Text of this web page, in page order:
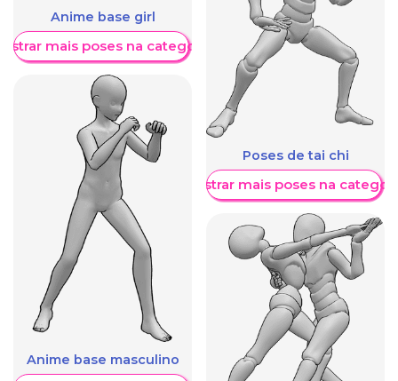
Anime base girl
mais poses na categoria
Anime base masculino
Poses de tai chi
Mostrar mais poses na